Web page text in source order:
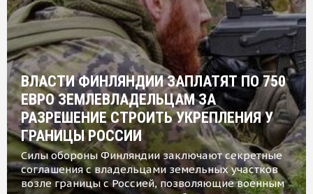
ВЛАСТИ ФИНЛЯНДИИ ЗАПЛАТЯТ ПО 750
ЕВРО ЗЕМЛЕВЛАДЕЛЬЦАМ ЗА
РАЗРЕШЕНИЕ СТРОИТЬ УКРЕПЛЕНИЯ У
ГРАНИЦЫ РОССИИ
Силы обороны Финляндии заключают секретные
соглашения с владельцами земельных участков
возле границы с Россией, позволяющие военным